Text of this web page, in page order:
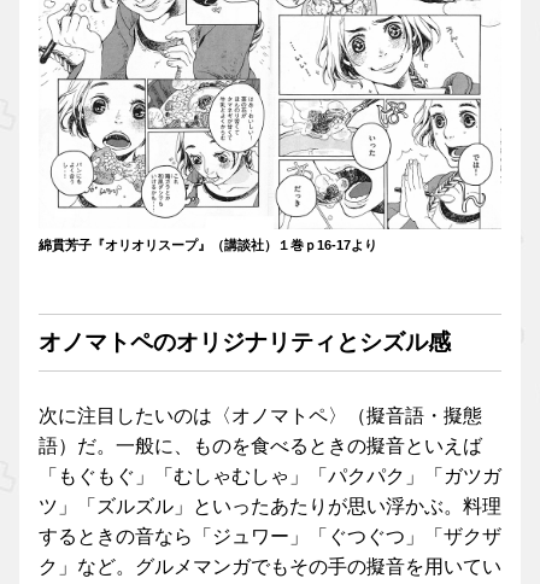
綿貫芳子『オリオリスープ』（講談社）１巻ｐ16-17より
オノマトペのオリジナリティとシズル感
次に注目したいのは〈オノマトペ〉（擬音語・擬態
語）だ。一般に、ものを食べるときの擬音といえば
「もぐもぐ」「むしゃむしゃ」「パクパク」「ガツガ
ツ」「ズルズル」といったあたりが思い浮かぶ。料理
するときの音なら「ジュワー」「ぐつぐつ」「ザクザ
ク」など。グルメマンガでもその手の擬音を用いてい